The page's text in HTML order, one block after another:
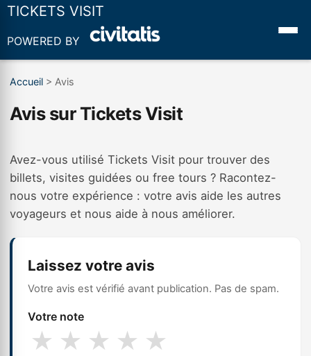
TICKETS VISIT
POWERED BY
Accueil > Avis
Avis sur Tickets Visit
Avez-vous utilisé Tickets Visit pour trouver des
billets, visites guidées ou free tours ? Racontez-
nous votre expérience : votre avis aide les autres
voyageurs et nous aide à nous améliorer.
Laissez votre avis
Votre avis est vérifié avant publication. Pas de spam.
Votre note
★
★
★
★
★